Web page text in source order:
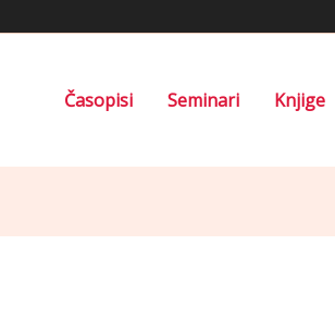
Časopisi Seminari Knjige